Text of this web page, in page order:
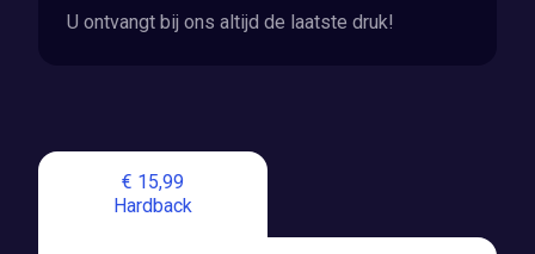
€ 15,99
Hardback
U ontvangt bij ons altijd de laatste druk!